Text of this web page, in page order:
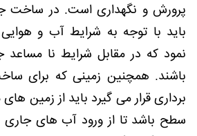
پرورش و نگهداری است. در ساخت
باید با توجه به شرایط آب و
نمود که در مقابل شرایط نا
باشند. همچنین زمینی که برای
برداری قرار می گیرد باید از زمین
سطح باشد تا از ورود آب های جاری